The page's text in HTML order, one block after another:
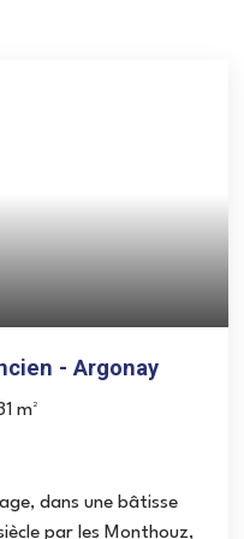
- Argonay
m²
dans une bâtisse
par les Monthouz,